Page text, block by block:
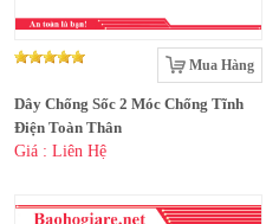
Mua Hàng
Dây Chống Sốc 2 Móc Chống Tĩnh
Điện Toàn Thân
Giá : Liên Hệ